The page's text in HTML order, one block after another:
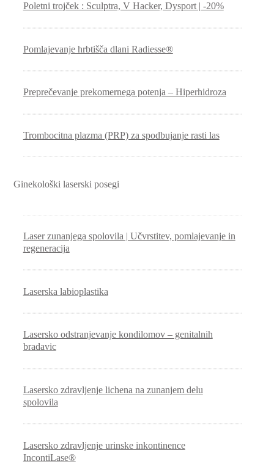
Poletni trojček : Sculptra, V Hacker, Dysport | -20%
Pomlajevanje hrbtišča dlani Radiesse®
Preprečevanje prekomernega potenja – Hiperhidroza
Trombocitna plazma (PRP) za spodbujanje rasti las
Ginekološki laserski posegi
Laser zunanjega spolovila | Učvrstitev, pomlajevanje in
regeneracija
Laserska labioplastika
Lasersko odstranjevanje kondilomov – genitalnih
bradavic
Lasersko zdravljenje lichena na zunanjem delu
spolovila
Lasersko zdravljenje urinske inkontinence
IncontiLase®